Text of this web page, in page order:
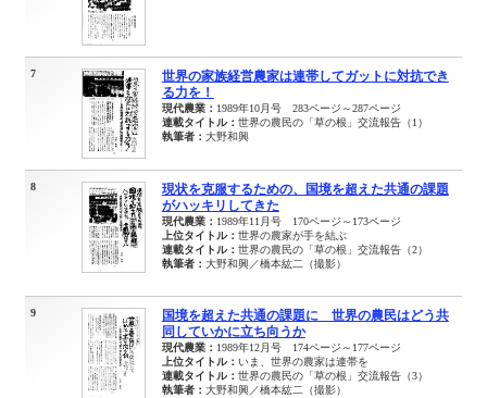
7
世界の家族経営農家は連帯してガットに対抗でき
る力を！
現代農業： 1989年10月号 283ページ～287ページ
連載タイトル： 世界の農民の「草の根」交流報告（1）
執筆者： 大野和興
8
現状を克服するための、国境を超えた共通の課題
がハッキリしてきた
現代農業： 1989年11月号 170ページ～173ページ
上位タイトル： 世界の農家が手を結ぶ
連載タイトル： 世界の農民の「草の根」交流報告（2）
執筆者： 大野和興／橋本紘二（撮影）
9
国境を超えた共通の課題に 世界の農民はどう共
同していかに立ち向うか
現代農業： 1989年12月号 174ページ～177ページ
上位タイトル： いま、世界の農家は連帯を
連載タイトル： 世界の農民の「草の根」交流報告（3）
執筆者： 大野和興／橋本紘二（撮影）